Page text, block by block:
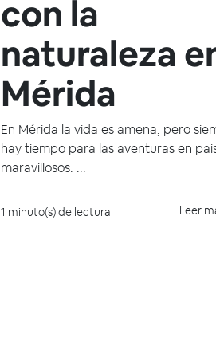
con la
naturaleza
Mérida
En Mérida la vida es amena, pero
hay tiempo para las aventuras en
maravillosos. ...
1 minuto(s) de lectura Leer